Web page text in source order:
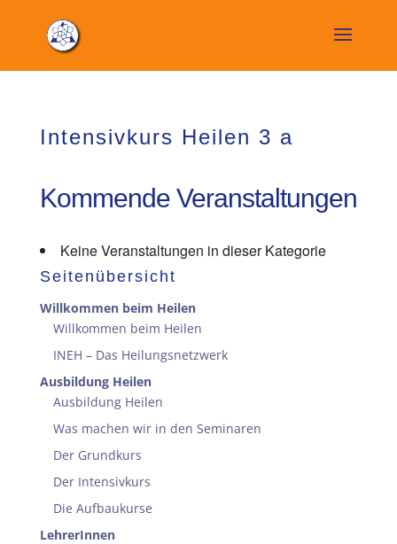
Intensivkurs Heilen 3 a
Kommende Veranstaltungen
Keine Veranstaltungen in dieser Kategorie
Seitenübersicht
Willkommen beim Heilen
Willkommen beim Heilen
INEH – Das Heilungsnetzwerk
Ausbildung Heilen
Ausbildung Heilen
Was machen wir in den Seminaren
Der Grundkurs
Der Intensivkurs
Die Aufbaukurse
LehrerInnen